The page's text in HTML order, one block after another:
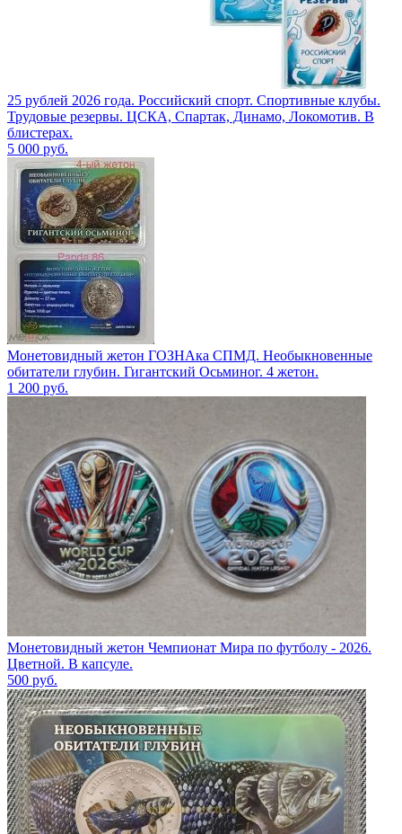
25 рублей 2026 года. Российский спорт. Спортивные клубы.
Трудовые резервы. ЦСКА, Спартак, Динамо, Локомотив. В
блистерах.
5 000 руб.
Монетовидный жетон ГОЗНАка СПМД. Необыкновенные
обитатели глубин. Гигантский Осьминог. 4 жетон.
1 200 руб.
Монетовидный жетон Чемпионат Мира по футболу - 2026.
Цветной. В капсуле.
500 руб.